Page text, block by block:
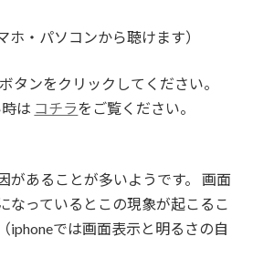
ホ・パソコンから聴けます）
タンをクリックしてください。
は コチラをご覧ください。
があることが多いようです。 画面
なっているとこの現象が起こるこ
iphoneでは画面表示と明るさの自